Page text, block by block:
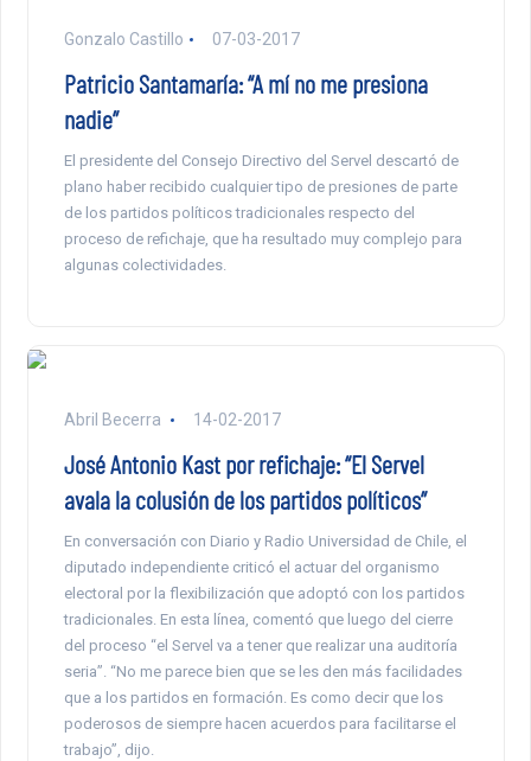
Gonzalo Castillo 07-03-2017
Patricio Santamaría: “A mí no me presiona
nadie”
El presidente del Consejo Directivo del Servel descartó de
plano haber recibido cualquier tipo de presiones de parte
de los partidos políticos tradicionales respecto del
proceso de refichaje, que ha resultado muy complejo para
algunas colectividades.
Abril Becerra 14-02-2017
José Antonio Kast por refichaje: “El Servel
avala la colusión de los partidos políticos”
En conversación con Diario y Radio Universidad de Chile, el
diputado independiente criticó el actuar del organismo
electoral por la flexibilización que adoptó con los partidos
tradicionales. En esta línea, comentó que luego del cierre
del proceso “el Servel va a tener que realizar una auditoría
seria”. “No me parece bien que se les den más facilidades
que a los partidos en formación. Es como decir que los
poderosos de siempre hacen acuerdos para facilitarse el
trabajo”, dijo.